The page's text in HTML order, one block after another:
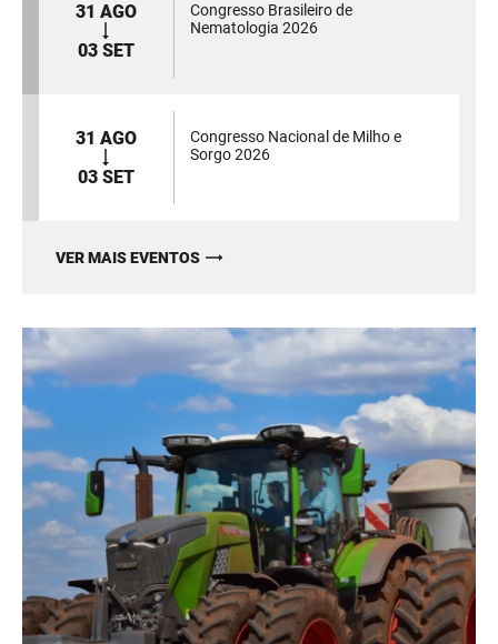
31 AGO
03 SET
Congresso Brasileiro de
Nematologia 2026
31 AGO
03 SET
Congresso Nacional de Milho e
Sorgo 2026
VER MAIS EVENTOS